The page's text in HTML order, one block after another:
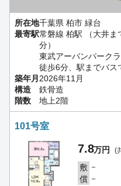
所在地千葉県 柏市 緑台
最寄駅常磐線 柏駅 （大井ま
分）
東武アーバンパーク
徒歩6分、駅までバス
築年月 2026年11月
構造
鉄骨造
階数
地上2階
101号室
7.8万円 (
敷 －
償 －